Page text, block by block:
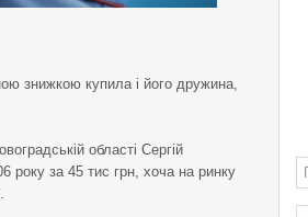
знижкою купила і його дружина,
області Сергій
року за 45 тис грн, хоча на ринку